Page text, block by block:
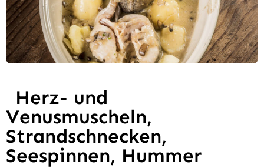
Herz- und
Venusmuscheln,
Strandschnecken,
Seespinnen, Hummer